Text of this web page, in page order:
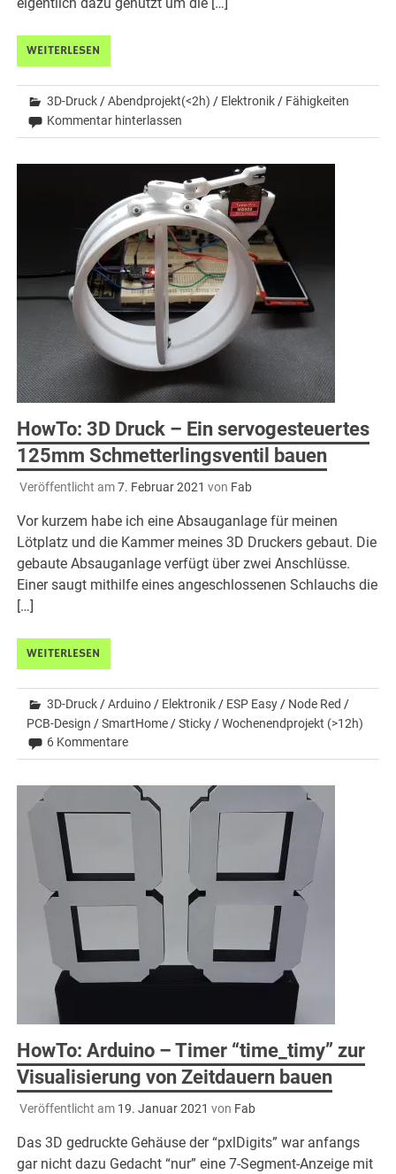
eigentlich dazu genutzt um die […]
WEITERLESEN
3D-Druck/Abendprojekt(<2h) / Elektronik/ Fähigkeiten
Kommentar hinterlassen
HowTo: 3D Druck – Ein servogesteuertes
125mm Schmetterlingsventil bauen
Veröffentlicht am7. Februar 2021 von Fab
Vor kurzem habe ich eine Absauganlage für meinen
Lötplatz und die Kammer meines 3D Druckers gebaut. Die
gebaute Absauganlage verfügt über zwei Anschlüsse.
Einer saugt mithilfe eines angeschlossenen Schlauchs die
[…]
WEITERLESEN
3D-Druck /Arduino / Elektronik / ESP Easy / Node Red /
PCB-Design /SmartHome /Sticky /Wochenendprojekt (>12h)
6 Kommentare
HowTo: Arduino – Timer “time_timy” zur
Visualisierung von Zeitdauern bauen
Veröffentlicht am 19. Januar 2021 von Fab
Das 3D gedruckte Gehäuse der “pxlDigits” war anfangs
gar nicht dazu Gedacht “nur” eine 7-Segment-Anzeige mit